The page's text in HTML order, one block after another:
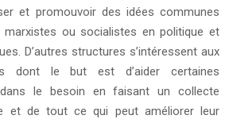
et promouvoir des idées communes
ou socialistes en politique et
D’autres structures s’intéressent aux
dont le but est d’aider certaines
le besoin en faisant un collecte
et de tout ce qui peut améliorer leur